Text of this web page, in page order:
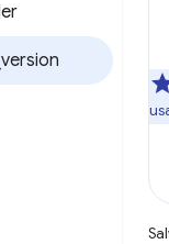
version